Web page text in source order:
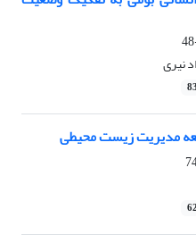
نیری
مدیریت زیست محیطی